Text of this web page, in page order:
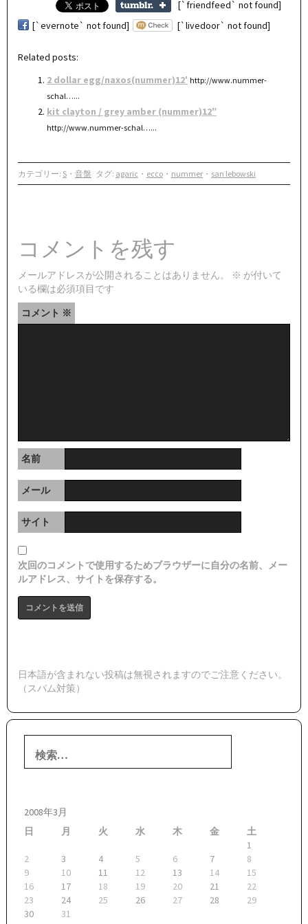
[`friendfeed` not found]
[`evernote` not found]
[`livedoor` not found]
Related posts:
2 dollar egg/naxos(nummer)12′ http://www.nummer-
schal…...
kit clayton / grey amber (nummer)12″
http://www.nummer-schal…...
カテゴリー: S ・ 音盤 タグ: agaric ・ ecco ・ nummer ・ san lebowski
コメントを残す
メールアドレスが公開されることはありません。 ※ が付いて
いる欄は必須項目です
コメント ※
名前
メール
サイト
次回のコメントで使用するためブラウザーに自分の名前、メー
ルアドレス、サイトを保存する。
日本語が含まれない投稿は無視されますのでご注意ください。
（スパム対策）
索:
2008年3月
日
月 火 水 木 金
土
1
2
3 4 5 6 7
8
9
10 11 12 13 14
15
16
17 18 19 20 21
22
23
24 25 26 27 28
29
30
31